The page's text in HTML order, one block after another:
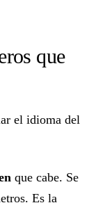
que
el idioma del
que cabe. Se
Es la